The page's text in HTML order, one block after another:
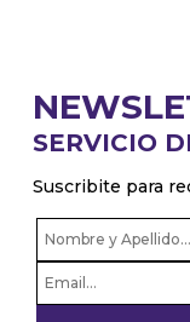
SERVICIO
Suscribite para